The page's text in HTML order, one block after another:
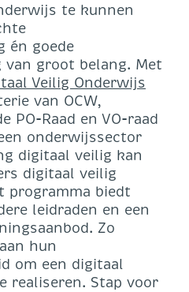
te kunnen
én goede
van groot belang. Met
Veilig Onderwijs
van OCW,
PO-Raad en VO-raad
onderwijssector
digitaal veilig kan
digitaal veilig
programma biedt
leidraden en een
Zo
hun
om een digitaal
realiseren. Stap voor